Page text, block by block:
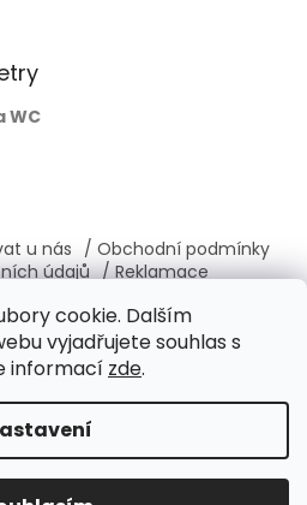
cookie. Dalším
vyjadřujete souhlas s
informací zde.
WC
u nás / Obchodní podmínky
údajů / Reklamace
Vytvořil Shoptet
shop.cz. Všechna práva